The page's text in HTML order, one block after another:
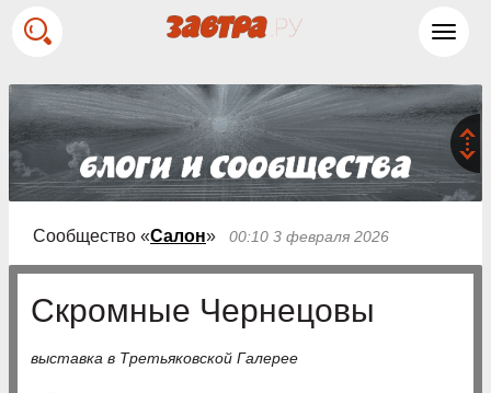
Сообщество «Салон» 00:10 3 февраля 2026
Скромные Чернецовы
выставка в Третьяковской Галерее